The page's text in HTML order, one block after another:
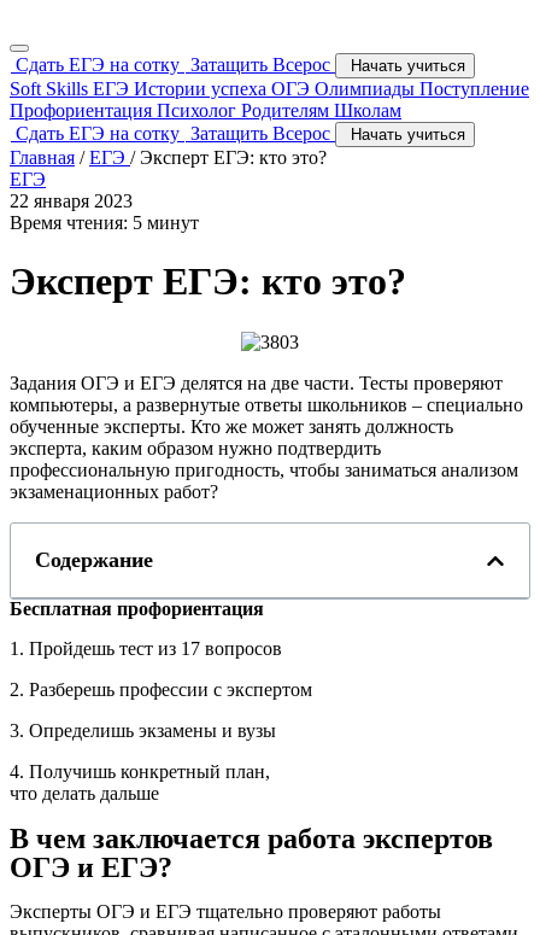
Сдать ЕГЭ на сотку Затащить Всерос Начать учиться
Soft Skills ЕГЭ Истории успеха ОГЭ Олимпиады Поступление
Профориентация Психолог Родителям Школам
Сдать ЕГЭ на сотку Затащить Всерос Начать учиться
Главная / ЕГЭ /Эксперт ЕГЭ: кто это?
ЕГЭ
22 января 2023
Время чтения: 5 минут
Эксперт ЕГЭ: кто это?
Задания ОГЭ и ЕГЭ делятся на две части. Тесты проверяют
компьютеры, а развернутые ответы школьников – специально
обученные эксперты. Кто же может занять должность
эксперта, каким образом нужно подтвердить
профессиональную пригодность, чтобы заниматься анализом
экзаменационных работ?
Содержание
Бесплатная профориентация
1. Пройдешь тест из 17 вопросов
2. Разберешь профессии с экспертом
3. Определишь экзамены и вузы
4. Получишь конкретный план,
что делать дальше
В чем заключается работа экспертов
ОГЭ и ЕГЭ?
Эксперты ОГЭ и ЕГЭ тщательно проверяют работы